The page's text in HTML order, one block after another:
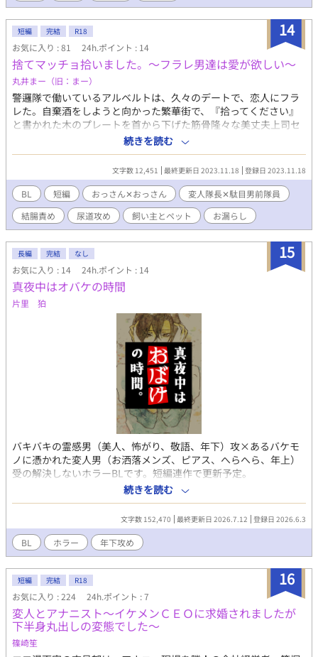
14
短編 完結 R18
お気に入り : 81 24h.ポイント : 14
捨てマッチョ拾いました。〜フラレ男達は愛が欲しい〜
丸井まー（旧：まー）
警邏隊で働いているアルベルトは、久々のデートで、恋人にフラ
レた。自棄酒をしようと向かった繁華街で、『拾ってください』
と書かれた木のプレートを首から下げた筋骨隆々な美丈夫上司セ
レドニオと遭遇してしまう。セレドニオに飼い主認定されてしま
ったアルベルトの受難の日々が始まる。 変人美形おっさん✕駄目
男前おっさん。 ※ムーンライトノベルズさんでも公開しておりま
す。
続きを読む
文字数 12,451 最終更新日 2023.11.18 登録日 2023.11.18
BL 短編 おっさん✕おっさん
変人隊長✕駄目男前隊員
結腸責め
尿道攻め 飼い主とペット お漏らし
15
長編 完結 なし
お気に入り : 14 24h.ポイント : 14
真夜中はオバケの時間
片里 狛
バキバキの霊感男（美人、怖がり、敬語、年下）攻×あるバケモ
ノに憑かれた変人男（お洒落メンズ、ピアス、へらへら、年上）
受の解決しないホラーBLです。短編連作で更新予定。
2026.10.4 J庭で同人誌に纏める予定です。 【あらすじ】 來摩宵
央（くるまよなか）は強すぎる霊感故に、真っ当な生活が送れな
い。そんな彼が添い寝リフレのキャストとして派遣されたのは、
とある寂れたラブホテルの一室だった。 宵央を指名した怪しい男
に、うっかりヒトメボレをしてしまう宵央だったが、その晩予想
外の恐怖体験に巻き込まれる。 【攻】來摩宵央（23）不器用美
人。長身。一途すぎて時々ぶっとんだ選択をしがち。霊感バリバ
リ。故あって添い寝リフレ勤務。 【受】千同浬（27）感情激軽へ
らへらおにーさん。故あって心スポ肝試しの常連。自認人外。 ※
心霊現象については基本解決しません。因果がわかってスッキリ
したり、綺麗にお祓いしてさっぱりしたりしないので、その辺投
げっぱなしホラーはちょっと無理だな！ って方はお気を付けく
ださい。基本は『あれはなんだったの？』の連続です。
続きを読む
文字数 152,470 最終更新日 2026.7.12 登録日 2026.6.3
BL ホラー 年下攻め
16
短編 完結 R18
お気に入り : 224 24h.ポイント : 7
変人とアナニスト～イケメンＣＥＯに求婚されましたが
下半身丸出しの変態でした～
篠崎笙